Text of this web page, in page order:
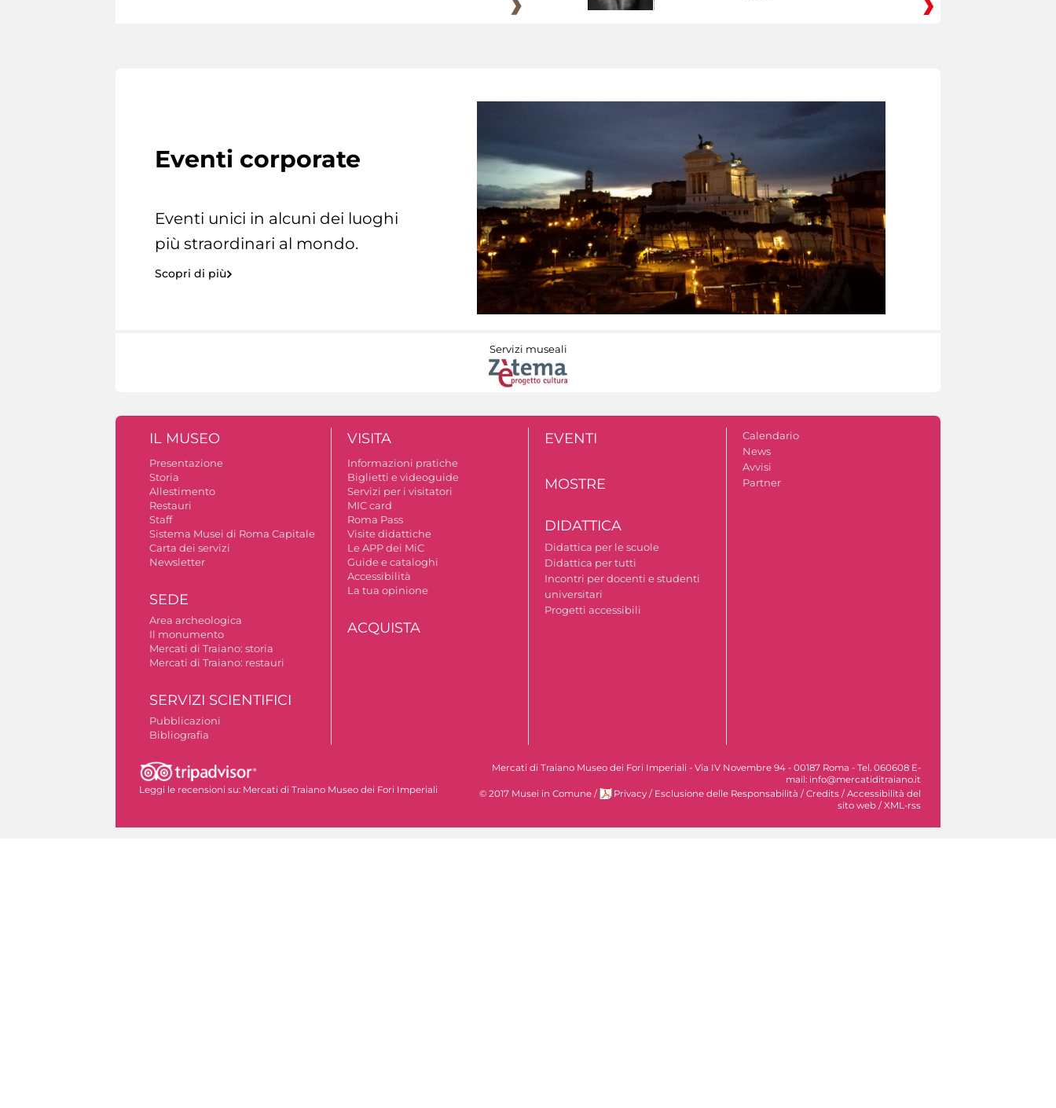
Eventi corporate
Eventi unici in alcuni dei luoghi
più straordinari al mondo.
Scopri di più
Servizi museali
IL MUSEO
Presentazione
Storia
Allestimento
Restauri
Staff
Sistema Musei di Roma Capitale
Carta dei servizi
Newsletter
SEDE
Area archeologica
Il monumento
Mercati di Traiano: storia
Mercati di Traiano: restauri
SERVIZI SCIENTIFICI
Pubblicazioni
Bibliografia
VISITA
Informazioni pratiche
Biglietti e videoguide
Servizi per i visitatori
MIC card
Roma Pass
Visite didattiche
Le APP dei MiC
Guide e cataloghi
Accessibilità
La tua opinione
ACQUISTA
EVENTI
MOSTRE
DIDATTICA
Didattica per le scuole
Didattica per tutti
Incontri per docenti e studenti
universitari
Progetti accessibili
Calendario
News
Avvisi
Partner
Leggi le recensioni su: Mercati di Traiano Museo dei Fori Imperiali
Mercati di Traiano Museo dei Fori Imperiali - Via IV Novembre 94 - 00187 Roma - Tel. 060608 E-
mail: info@mercatiditraiano.it
© 2017 Musei in Comune / Privacy / Esclusione delle Responsabilità /Credits /Accessibilità del
sito web /XML-rss